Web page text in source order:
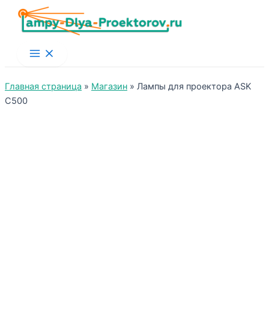
Main
Menu
Главная страница » Магазин » Лампы для проектора ASK
C500